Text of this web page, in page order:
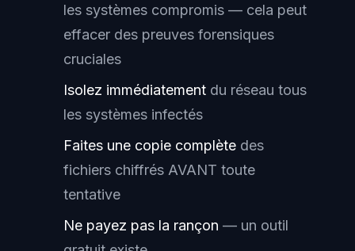
les systèmes compromis — cela peut
effacer des preuves forensiques
cruciales
Isolez immédiatement du réseau tous
les systèmes infectés
Faites une copie complète des
fichiers chiffrés AVANT toute
tentative
Ne payez pas la rançon — un outil